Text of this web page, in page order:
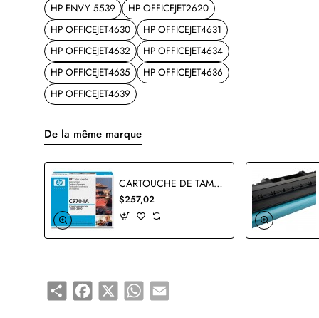
HP ENVY 5539
HP OFFICEJET2620
HP OFFICEJET4630
HP OFFICEJET4631
HP OFFICEJET4632
HP OFFICEJET4634
HP OFFICEJET4635
HP OFFICEJET4636
HP OFFICEJET4639
De la même marque
CARTOUCHE DE TAMBOUR HP C9704A ORIGINALE
$257,02
Share Facebook
X WhatsApp
Email